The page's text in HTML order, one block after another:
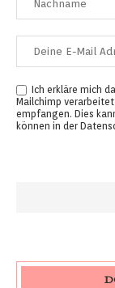
Ich erkläre mich
Mailchimp
empfangen. Dies
können in der